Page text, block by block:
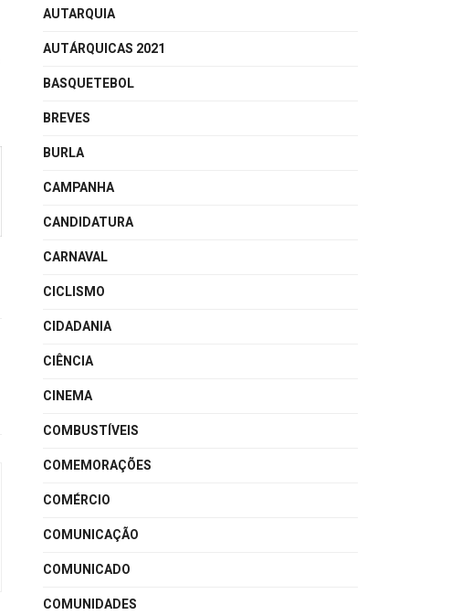
AUTARQUIA
AUTÁRQUICAS 2021
BASQUETEBOL
BREVES
BURLA
CAMPANHA
CANDIDATURA
CARNAVAL
CICLISMO
CIDADANIA
CIÊNCIA
CINEMA
COMBUSTÍVEIS
COMEMORAÇÕES
COMÉRCIO
COMUNICAÇÃO
COMUNICADO
COMUNIDADES